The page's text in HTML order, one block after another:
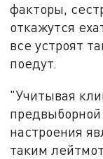
факторы,
откажутся
все устроят
поедут.
"Учитывая
настроения
таким